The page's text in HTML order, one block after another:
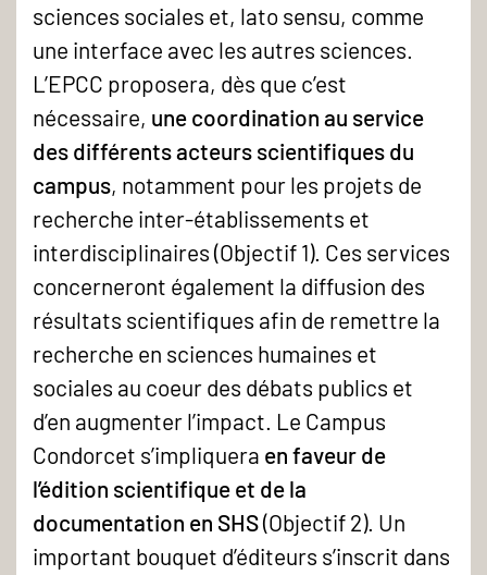
sciences sociales et, lato sensu, comme
une interface avec les autres sciences.
L’EPCC proposera, dès que c’est
nécessaire, une coordination au service
des différents acteurs scientifiques du
campus, notamment pour les projets de
recherche inter-établissements et
interdisciplinaires (Objectif 1). Ces services
concerneront également la diffusion des
résultats scientifiques afin de remettre la
recherche en sciences humaines et
sociales au coeur des débats publics et
d’en augmenter l’impact. Le Campus
Condorcet s’impliquera en faveur de
l’édition scientifique et de la
documentation en SHS(Objectif 2). Un
important bouquet d’éditeurs s’inscrit dans